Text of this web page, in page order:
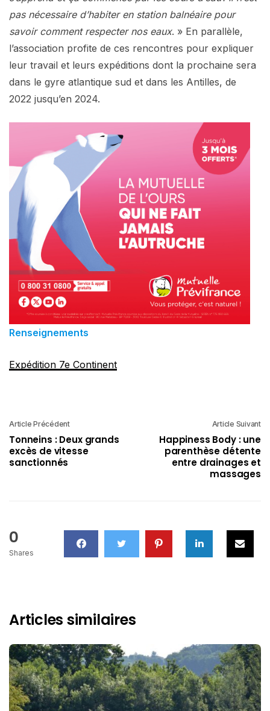
pas nécessaire d’habiter en station balnéaire pour
savoir comment respecter nos eaux. » En parallèle,
l’association profite de ces rencontres pour expliquer
leur travail et leurs expéditions dont la prochaine sera
dans le gyre atlantique sud et dans les Antilles, de
2022 jusqu’en 2024.
Renseignements
Expédition 7e Continent
Article Précédent
Tonneins : Deux grands
excès de vitesse
sanctionnés
Article Suivant
Happiness Body : une
parenthèse détente
entre drainages et
massages
0
Shares
Articles similaires